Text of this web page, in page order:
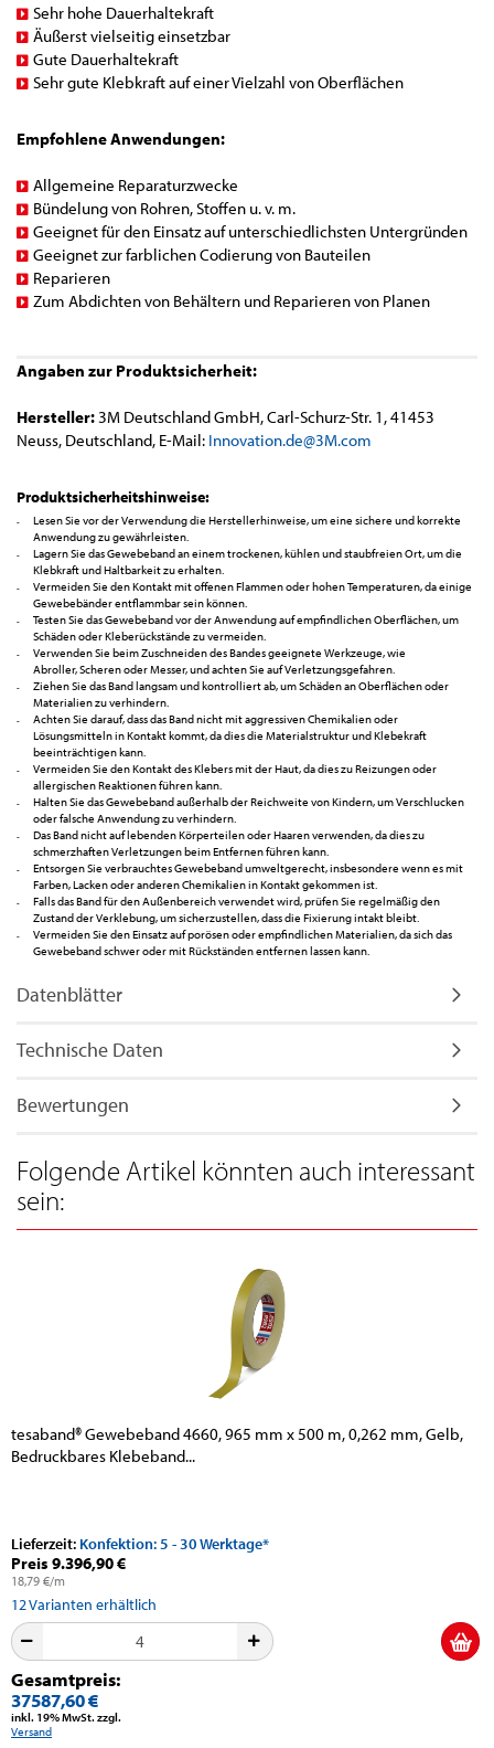
Sehr hohe Dauerhaltekraft
Äußerst vielseitig einsetzbar
Gute Dauerhaltekraft
Sehr gute Klebkraft auf einer Vielzahl von Oberflächen
Empfohlene Anwendungen:
Allgemeine Reparaturzwecke
Bündelung von Rohren, Stoffen u. v. m.
Geeignet für den Einsatz auf unterschiedlichsten Untergründen
Geeignet zur farblichen Codierung von Bauteilen
Reparieren
Zum Abdichten von Behältern und Reparieren von Planen
Angaben zur Produktsicherheit:
Hersteller:3M Deutschland GmbH, Carl-Schurz-Str. 1, 41453
Neuss, Deutschland, E-Mail: Innovation.de@3M.com
Produktsicherheitshinweise:
Lesen Sie vor der Verwendung die Herstellerhinweise, um eine sichere und korrekte
Anwendung zu gewährleisten.
Lagern Sie das Gewebeband an einem trockenen, kühlen und staubfreien Ort, um die
Klebkraft und Haltbarkeit zu erhalten.
Vermeiden Sie den Kontakt mit offenen Flammen oder hohen Temperaturen, da einige
Gewebebänder entflammbar sein können.
Testen Sie das Gewebeband vor der Anwendung auf empfindlichen Oberflächen, um
Schäden oder Kleberückstände zu vermeiden.
Verwenden Sie beim Zuschneiden des Bandes geeignete Werkzeuge, wie
Abroller, Scheren oder Messer, und achten Sie auf Verletzungsgefahren.
Ziehen Sie das Band langsam und kontrolliert ab, um Schäden an Oberflächen oder
Materialien zu verhindern.
Achten Sie darauf, dass das Band nicht mit aggressiven Chemikalien oder
Lösungsmitteln in Kontakt kommt, da dies die Materialstruktur und Klebekraft
beeinträchtigen kann.
Vermeiden Sie den Kontakt des Klebers mit der Haut, da dies zu Reizungen oder
allergischen Reaktionen führen kann.
Halten Sie das Gewebeband außerhalb der Reichweite von Kindern, um Verschlucken
oder falsche Anwendung zu verhindern.
Das Band nicht auf lebenden Körperteilen oder Haaren verwenden, da dies zu
schmerzhaften Verletzungen beim Entfernen führen kann.
Entsorgen Sie verbrauchtes Gewebeband umweltgerecht, insbesondere wenn es mit
Farben, Lacken oder anderen Chemikalien in Kontakt gekommen ist.
Falls das Band für den Außenbereich verwendet wird, prüfen Sie regelmäßig den
Zustand der Verklebung, um sicherzustellen, dass die Fixierung intakt bleibt.
Vermeiden Sie den Einsatz auf porösen oder empfindlichen Materialien, da sich das
Gewebeband schwer oder mit Rückständen entfernen lassen kann.
Datenblätter
Technische Daten
Bewertungen
Folgende Artikel könnten auch interessant
sein:
tesaband® Gewebeband 4660, 965 mm x 500 m, 0,262 mm, Gelb,
Bedruckbares Klebeband...
Lieferzeit: Konfektion: 5 - 30 Werktage*
Preis 9.396,90 €
18,79 €/m
12Varianten erhältlich
Gesamtpreis:
37587,60 €
inkl. 19% MwSt. zzgl.
Versand